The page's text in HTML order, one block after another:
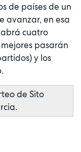
de países de un
avanzar, en esa
cuatro
pasarán
y los
de Sito